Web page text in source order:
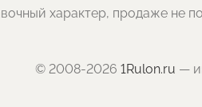
характер, продаже не
© 2008-2026 1Rulon.ru —